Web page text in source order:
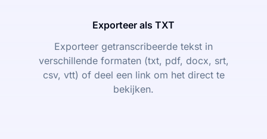
Exporteer als TXT
Exporteer getranscribeerde tekst in
verschillende formaten (txt, pdf, docx, srt,
csv, vtt) of deel een link om het direct te
bekijken.